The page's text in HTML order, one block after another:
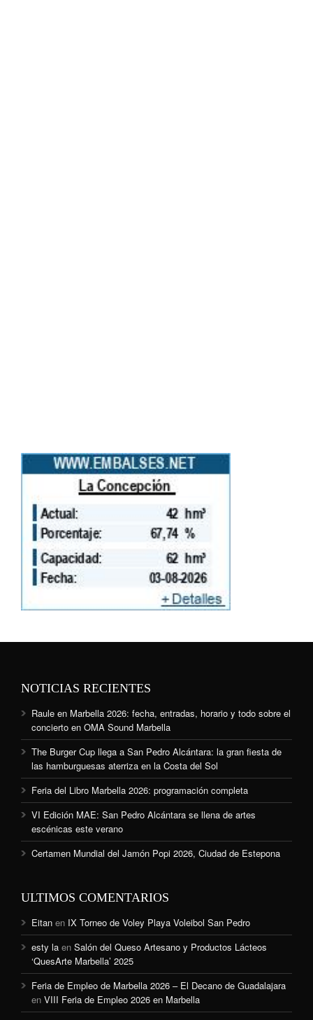
NOTICIAS RECIENTES
Raule en Marbella 2026: fecha, entradas, horario y todo sobre el
concierto en OMA Sound Marbella
The Burger Cup llega a San Pedro Alcántara: la gran fiesta de
las hamburguesas aterriza en la Costa del Sol
Feria del Libro Marbella 2026: programación completa
VI Edición MAE: San Pedro Alcántara se llena de artes
escénicas este verano
Certamen Mundial del Jamón Popi 2026, Ciudad de Estepona
ULTIMOS COMENTARIOS
Eitan en IX Torneo de Voley Playa Voleibol San Pedro
esty la en Salón del Queso Artesano y Productos Lácteos
‘QuesArte Marbella’ 2025
Feria de Empleo de Marbella 2026 – El Decano de Guadalajara
en VIII Feria de Empleo 2026 en Marbella